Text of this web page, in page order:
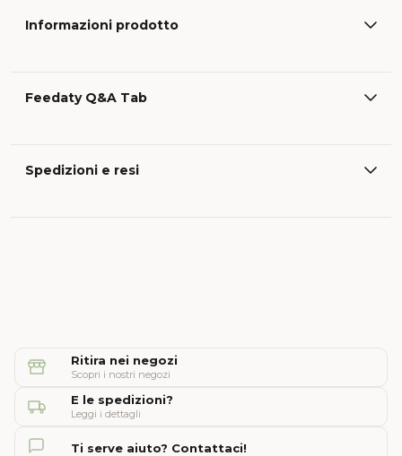
Informazioni prodotto
Feedaty Q&A Tab
Spedizioni e resi
Ritira nei negozi
Scopri i nostri negozi
E le spedizioni?
Leggi i dettagli
Ti serve aiuto? Contattaci!